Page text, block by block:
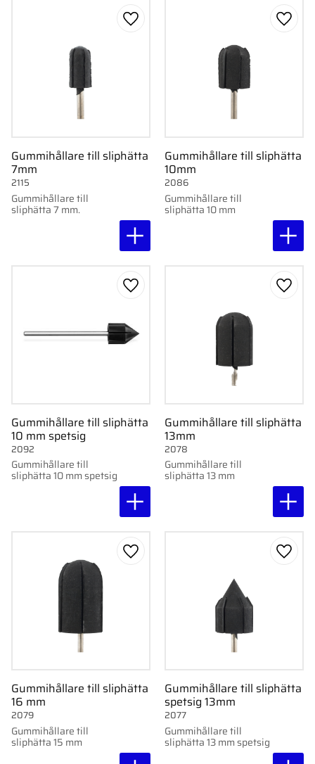
Gummihållare till sliphätta
7mm
Gummihållare till
sliphätta 7 mm.
2115
Lägg till i favoriter
Gummihållare till sliphätta
10mm
Gummihållare till
sliphätta 10 mm
2086
Lägg
Gummihållare till sliphätta
10 mm spetsig
Gummihållare till
sliphätta 10 mm spetsig
2092
Lägg till i favoriter
Gummihållare till sliphätta
13mm
Gummihållare till
sliphätta 13 mm
2078
Lägg
Gummihållare till sliphätta
16 mm
Gummihållare till
sliphätta 15 mm
2079
Lägg till i favoriter
Gummihållare till sliphätta
spetsig 13mm
Gummihållare till
sliphätta 13 mm spetsig
2077
Lägg